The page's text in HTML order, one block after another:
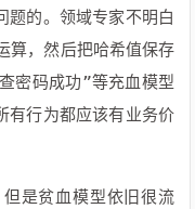
题的。领域专家不明白
算，然后把哈希值保存
密码成功”等充血模型
有行为都应该有业务价
是贫血模型依旧很流